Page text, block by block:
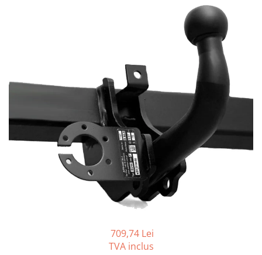
Carlige BYD
Carlige Chery
Carlige Chevrolet
Carlige Chrysler
Carlige Citroen
709,74 Lei
TVA inclus